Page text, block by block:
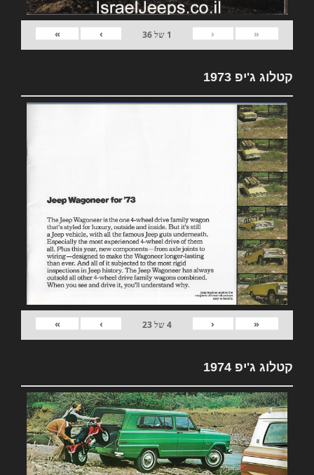
«
‹
1 של36
›
»
קטלוג ג'יפ 1973
«
‹
4של23
›
»
קטלוג ג'יפ 1974